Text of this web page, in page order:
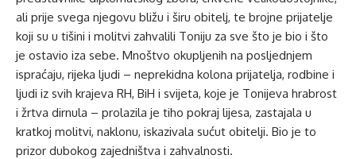
ali prije svega njegovu bližu i širu obitelj, te brojne prijatelje
koji su u tišini i molitvi zahvalili Toniju za sve što je bio i što
je ostavio iza sebe. Mnoštvo okupljenih na posljednjem
ispraćaju, rijeka ljudi – neprekidna kolona prijatelja, rodbine i
ljudi iz svih krajeva RH, BiH i svijeta, koje je Tonijeva hrabrost
i žrtva dirnula – prolazila je tiho pokraj lijesa, zastajala u
kratkoj molitvi, naklonu, iskazivala sućut obitelji. Bio je to
prizor dubokog zajedništva i zahvalnosti.